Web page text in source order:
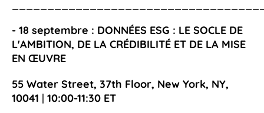
- 18 septembre : DONNÉES ESG : LE SOCLE DE
L'AMBITION, DE LA CRÉDIBILITÉ ET DE LA MISE
EN ŒUVRE
55 Water Street, 37th Floor, New York, NY,
10041 | 10:00-11:30 ET